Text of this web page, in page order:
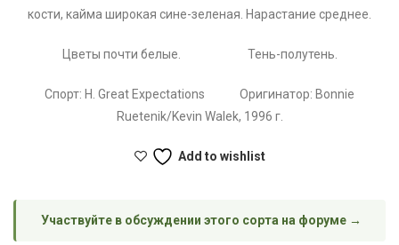
кости, кайма широкая сине-зеленая. Нарастание среднее.
Цветы почти белые. Тень-полутень.
Спорт: H. Great Expectations Оригинатор: Bonnie
Ruetenik/Kevin Walek, 1996 г.
Add to wishlist
Участвуйте в обсуждении этого сорта на форуме →